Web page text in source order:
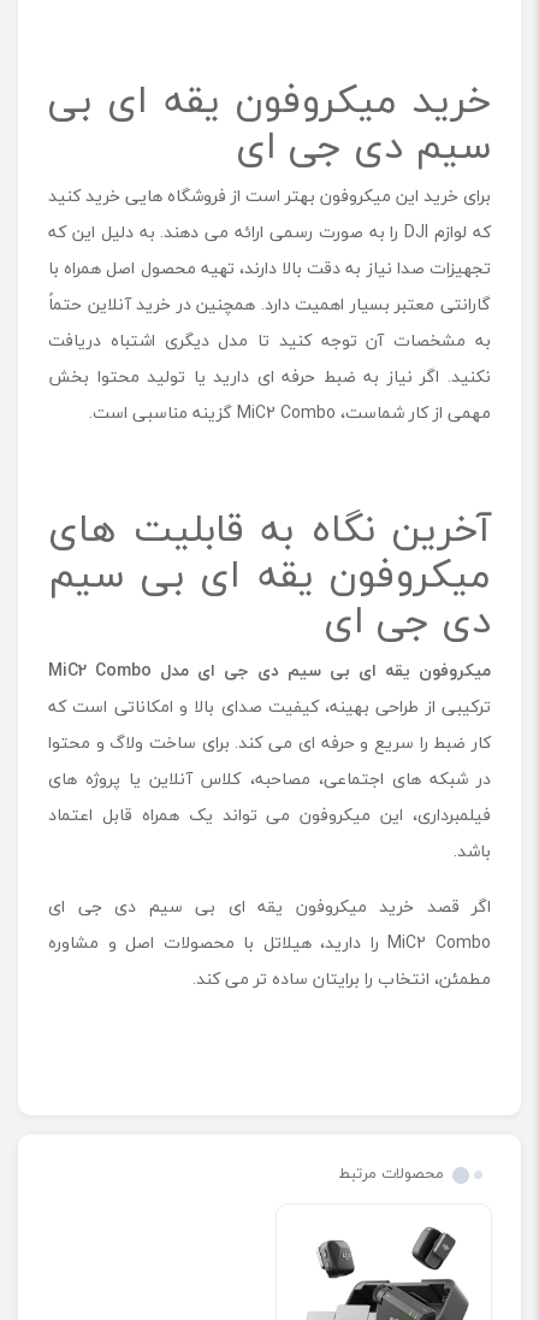
خرید میکروفون یقه ای بی
سیم دی جی ای
برای خرید این میکروفون بهتر است از فروشگاه هایی خرید کنید
که لوازم DJI را به صورت رسمی ارائه می دهند. به دلیل این که
تجهیزات صدا نیاز به دقت بالا دارند، تهیه محصول اصل همراه با
گارانتی معتبر بسیار اهمیت دارد. همچنین در خرید آنلاین حتماً
به مشخصات آن توجه کنید تا مدل دیگری اشتباه دریافت
نکنید. اگر نیاز به ضبط حرفه ای دارید یا تولید محتوا بخش
مهمی از کار شماست، MiC2 Combo گزینه مناسبی است.
آخرین نگاه به قابلیت های
میکروفون یقه ای بی سیم
دی جی ای
میکروفون یقه ای بی سیم دی جی ای مدل MiC2 Combo
ترکیبی از طراحی بهینه، کیفیت صدای بالا و امکاناتی است که
کار ضبط را سریع و حرفه ای می کند. برای ساخت ولاگ و محتوا
در شبکه های اجتماعی، مصاحبه، کلاس آنلاین یا پروژه های
فیلمبرداری، این میکروفون می تواند یک همراه قابل اعتماد
باشد.
اگر قصد خرید میکروفون یقه ای بی ‌سیم دی جی ای
MiC2 Combo را دارید، هیلاتل با محصولات اصل و مشاوره
مطمئن، انتخاب را برایتان ساده تر می کند.
محصولات مرتبط